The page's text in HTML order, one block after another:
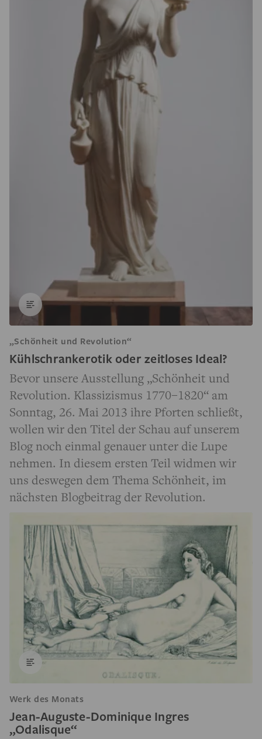
„Schönheit und Revolution“
Kühlschrankerotik oder zeitloses Ideal?
Bevor unsere Ausstellung „Schönheit und
Revolution. Klassizismus 1770–1820“ am
Sonntag, 26. Mai 2013 ihre Pforten schließt,
wollen wir den Titel der Schau auf unserem
Blog noch einmal genauer unter die Lupe
nehmen. In diesem ersten Teil widmen wir
uns deswegen dem Thema Schönheit, im
nächsten Blogbeitrag der Revolution.
Werk des Monats
Jean-Auguste-Dominique Ingres
„Odalisque“